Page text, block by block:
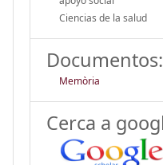
Ciencias de la salud
Documentos:
Memòria
Cerca a